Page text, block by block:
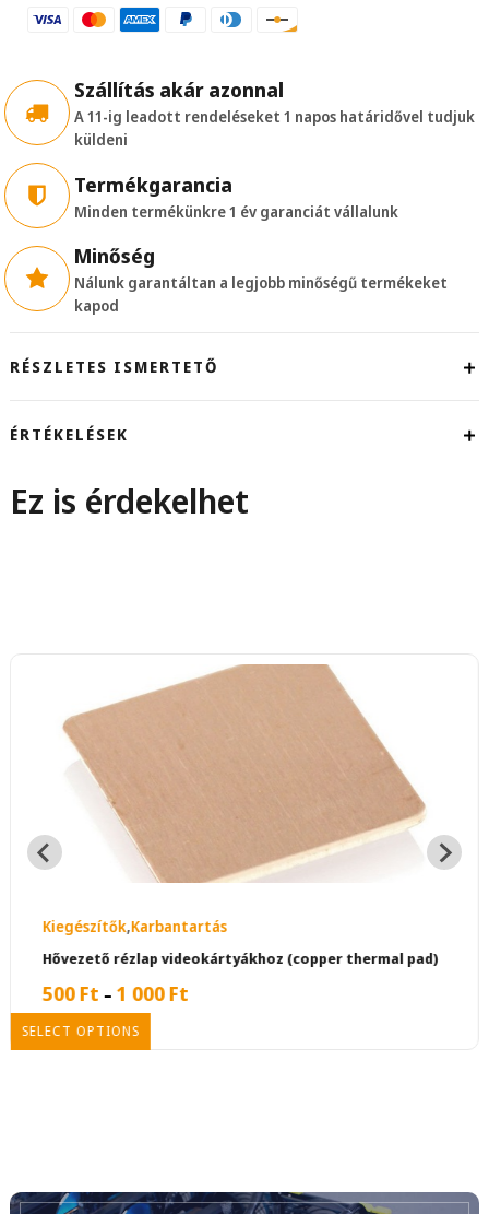
Szállítás akár azonnal
A 11-ig leadott rendeléseket 1 napos határidővel tudjuk
küldeni
Termékgarancia
Minden termékünkre 1 év garanciát vállalunk
Minőség
Nálunk garantáltan a legjobb minőségű termékeket
kapod
RÉSZLETES ISMERTETŐ
ÉRTÉKELÉSEK
Ez is érdekelhet
SELECT OPTIONS
Kiegészítők,Karbantartás
Hővezető rézlap videokártyákhoz (copper thermal pad)
500Ft – 1 000Ft